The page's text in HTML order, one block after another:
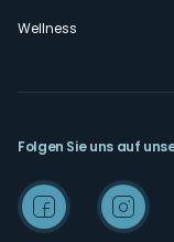
Wellness
Folgen Sie uns auf